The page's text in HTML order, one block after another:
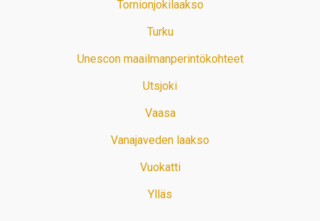
Tornionjokilaakso
Turku
Unescon maailmanperintökohteet
Utsjoki
Vaasa
Vanajaveden laakso
Vuokatti
Ylläs